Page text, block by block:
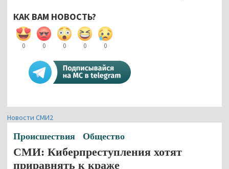
КАК ВАМ НОВОСТЬ?
0 0 0 0 0
Новости СМИ2
Происшествия Общество
СМИ: Киберпреступления хотят
приравнять к краже